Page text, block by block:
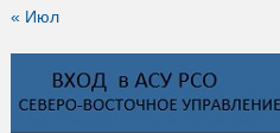
« Июл